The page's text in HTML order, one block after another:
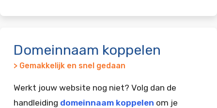
Domeinnaam koppelen
> Gemakkelijk en snel gedaan
Werkt jouw website nog niet? Volg dan de
handleiding domeinnaam koppelen om je